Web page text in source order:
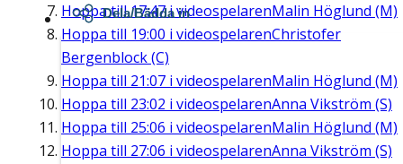
Hoppa till17:47i videospelarenMalin Höglund (M)
Hoppa till 19:00 i videospelarenChristofer
Bergenblock (C)
Hoppa till 21:07 i videospelarenMalin Höglund (M)
Hoppa till 23:02 i videospelarenAnna Vikström (S)
Hoppa till 25:06 i videospelarenMalin Höglund (M)
Hoppa till 27:06 i videospelarenAnna Vikström (S)
Dela/Bädda in